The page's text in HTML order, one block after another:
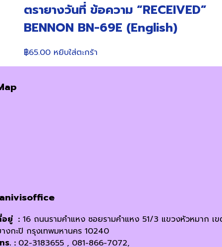
ตรายางวันที่ ข้อความ “RECEIVED”
BENNON BN-69E (English)
฿65.00 หยิบใส่ตะกร้า
อยู่ : 16 ถนนรามคำแหง ซอยรามคำแหง 51/3 แขวงหัวหมาก เ
งกะปิ กรุงเทพมหานคร 10240
ร. : 02-3183655 , 081-866-7072,